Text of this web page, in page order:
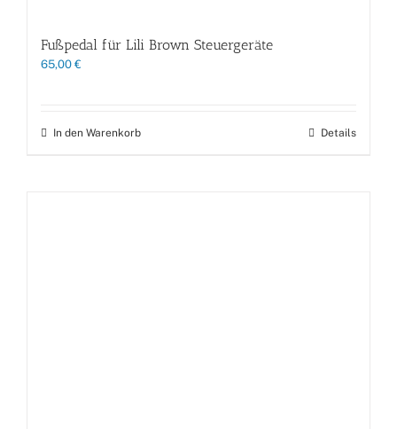
Fußpedal für Lili Brown Steuergeräte
65,00 €
In den Warenkorb Details